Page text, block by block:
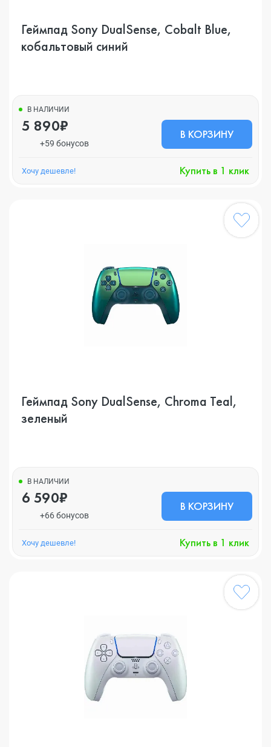
Геймпад Sony DualSense, Cobalt Blue,
кобальтовый синий
В НАЛИЧИИ
5 890₽
+59 бонусов
В КОРЗИНУ
Хочу дешевле! Купить в 1 клик
Геймпад Sony DualSense, Chroma Teal,
зеленый
В НАЛИЧИИ
6 590₽
+66 бонусов
В КОРЗИНУ
Хочу дешевле! Купить в 1 клик